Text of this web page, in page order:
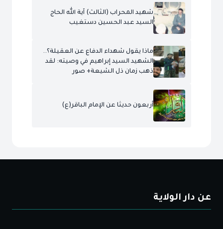
شهيد المحراب (الثالث) آية الله الحاج
السيد عبد الحسين دستغيب
ماذا يقول شهداء الدفاع عن العقيلة؟..
الشهيد السيد إبراهيم في وصيته: لقد
ذهب زمان ذل الشيعة+ صور
أربعون حديثا عن الإمام الباقر(ع)
عن دار الولاية